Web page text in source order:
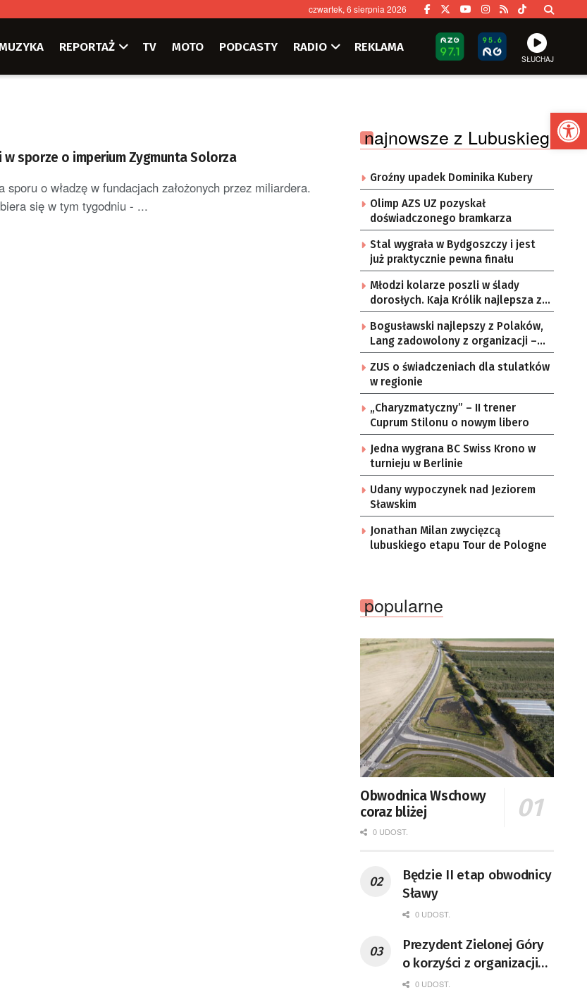
czwartek, 6 sierpnia 2026
REPORTAŻ TV MOTO PODCASTY RADIO REKLAMA
SŁUCHAJ
w sporze o imperium Zygmunta Solorza
sporu o władzę w fundacjach założonych przez miliardera.
się w tym tygodniu - ...
najnowsze z Lubuskiego
Groźny upadek Dominika Kubery
Olimp AZS UZ pozyskał
doświadczonego bramkarza
Stal wygrała w Bydgoszczy i jest
już praktycznie pewna finału
Młodzi kolarze poszli w ślady
dorosłych. Kaja Królik najlepsza z
Lubuszanek w Tour de Pologne
Junior
Bogusławski najlepszy z Polaków,
Lang zadowolony z organizacji –
komentarze po 3. etapie Tour de
Pologne
ZUS o świadczeniach dla stulatków
w regionie
„Charyzmatyczny” – II trener
Cuprum Stilonu o nowym libero
Jedna wygrana BC Swiss Krono w
turnieju w Berlinie
Udany wypoczynek nad Jeziorem
Sławskim
Jonathan Milan zwycięzcą
lubuskiego etapu Tour de Pologne
popularne
Obwodnica Wschowy
coraz bliżej
0 UDOST.
Będzie II etap obwodnicy
Sławy
0 UDOST.
Prezydent Zielonej Góry
o korzyści z organizacji
mety Tour de Pologne
0 UDOST.